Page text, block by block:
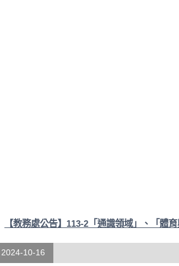
【教務處公告】113-2「通識領域」、「體
2024-10-16